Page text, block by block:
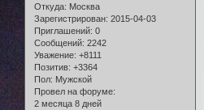
Откуда: Москва
Зарегистрирован: 2015-04-03
Приглашений: 0
Сообщений: 2242
Уважение: +8111
Позитив: +3364
Пол: Мужской
Провел на форуме:
2 месяца 8 дней